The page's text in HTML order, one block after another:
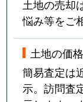
土地の売却
悩み等をご
土地の価
簡易査定は
示。訪問査